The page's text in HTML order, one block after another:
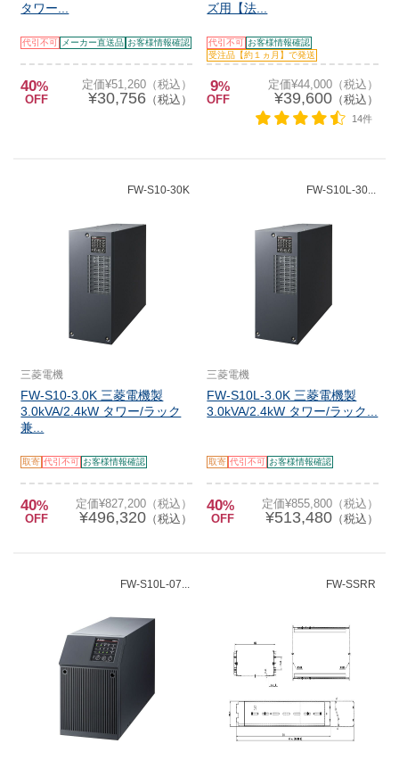
タワー...
代引不可 メーカー直送品 お客様情報確認
40%
OFF
定価¥51,260（税込）
¥30,756（税込）
ズ用【法...
代引不可 お客様情報確認
受注品【約１ヵ月】で発送
9%
OFF
定価¥44,000（税込）
¥39,600（税込）
14件
FW-S10-30K
三菱電機
FW-S10-3.0K 三菱電機製
3.0kVA/2.4kW タワー/ラック
兼...
取寄 代引不可 お客様情報確認
40%
OFF
定価¥827,200（税込）
¥496,320（税込）
FW-S10L-30...
三菱電機
FW-S10L-3.0K 三菱電機製
3.0kVA/2.4kW タワー/ラック...
取寄 代引不可 お客様情報確認
40%
OFF
定価¥855,800（税込）
¥513,480（税込）
FW-S10L-07... FW-SSRR